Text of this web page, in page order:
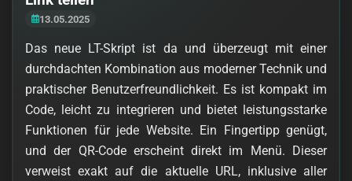
13.05.2025
Das neue LT-Skript ist da und überzeugt mit einer
durchdachten Kombination aus moderner Technik und
praktischer Benutzerfreundlichkeit. Es ist kompakt im
Code, leicht zu integrieren und bietet leistungsstarke
Funktionen für jede Website. Ein Fingertipp genügt,
und der QR-Code erscheint direkt im Menü. Dieser
verweist exakt auf die aktuelle URL, inklusive aller